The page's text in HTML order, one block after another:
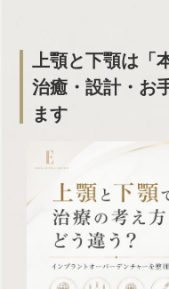
上顎と下顎は「
治癒・設計・お
ます